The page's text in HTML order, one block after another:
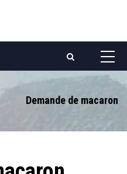
Demande de macaron